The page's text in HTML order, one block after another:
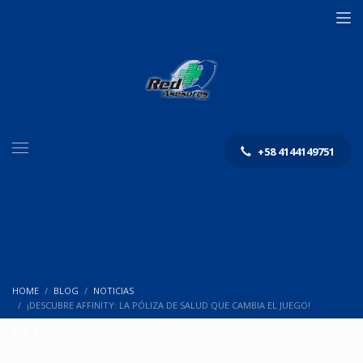
+58 4144149751
HOME BLOG
NOTICIAS
¡DESCUBRE AFFINITY: LA PÓLIZA DE SALUD QUE CAMBIA EL JUEGO!